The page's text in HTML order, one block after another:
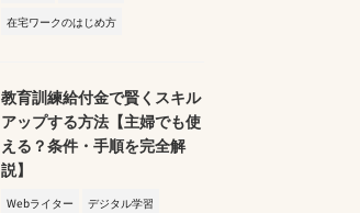
在宅ワークのはじめ方
教育訓練給付金で賢くスキル
アップする方法【主婦でも使
える？条件・手順を完全解
説】
Webライター
デジタル学習